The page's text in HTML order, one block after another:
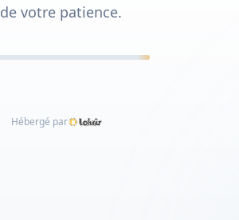
de votre patience.
Hébergé par